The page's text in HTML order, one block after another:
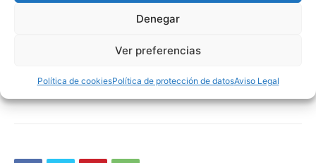
Denegar
Ver preferencias
Política de cookiesPolítica de protección de datosAviso Legal
Y más entrenadores y entrenadoras que iremos
confirmando en la web.